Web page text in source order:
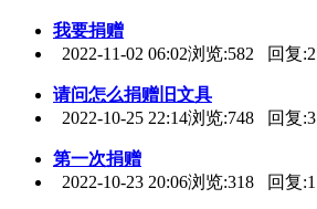
我要捐赠
2022-11-02 06:02浏览:582 回复:2
请问怎么捐赠 旧文具
2022-10-25 22:14浏览:748 回复:3
第一次捐赠
2022-10-23 20:06浏览:318 回复:1